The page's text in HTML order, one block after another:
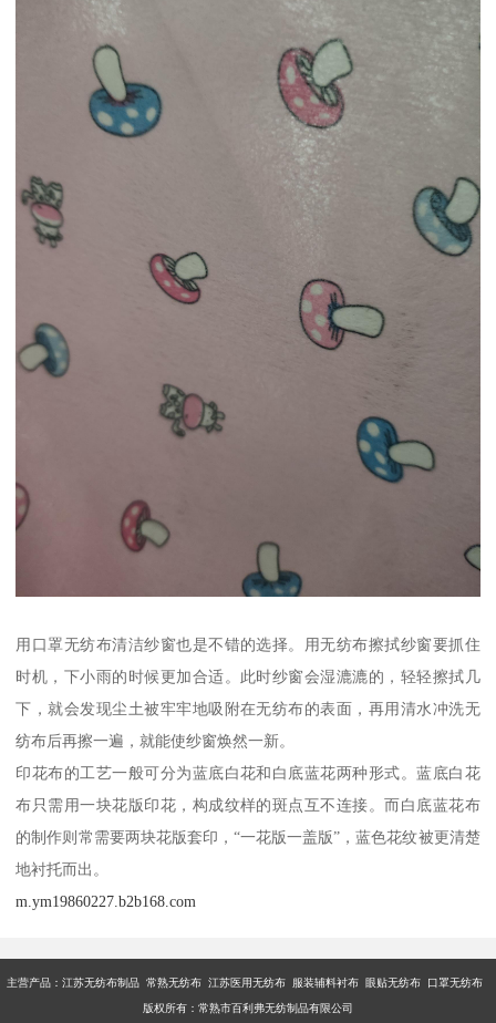
用口罩无纺布清洁纱窗也是不错的选择。用无纺布擦拭纱窗要抓住
时机，下小雨的时候更加合适。此时纱窗会湿漉漉的，轻轻擦拭几
下，就会发现尘土被牢牢地吸附在无纺布的表面，再用清水冲洗无
纺布后再擦一遍，就能使纱窗焕然一新。
印花布的工艺一般可分为蓝底白花和白底蓝花两种形式。蓝底白花
布只需用一块花版印花，构成纹样的斑点互不连接。而白底蓝花布
的制作则常需要两块花版套印，“一花版一盖版”，蓝色花纹被更清楚
地衬托而出。
m.ym19860227.b2b168.com
主营产品：江苏无纺布制品 常熟无纺布 江苏医用无纺布 服装辅料衬布 眼贴无纺布 口罩无纺布
版权所有：常熟市百利弗无纺制品有限公司